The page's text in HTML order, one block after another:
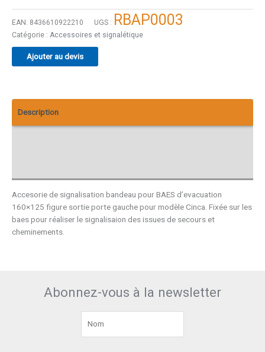
EAN: 8436610922210 UGS : RBAP0003
Catégorie : Accessoires et signalétique
Ajouter au devis
Description
Accesorie de signalisation bandeau pour BAES d’evacuation
160×125 figure sortie porte gauche pour modèle Cinca. Fixée sur les
baes pour réaliser le signalisaion des issues de secours et
cheminements.
Abonnez-vous à la newsletter